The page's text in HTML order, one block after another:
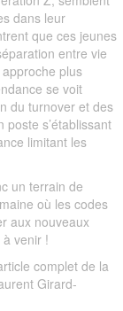
dans leur
que ces jeunes
entre vie
plus
se voit
du turnover et des
poste s’établissant
limitant les
un terrain de
où les codes
aux nouveaux
venir !
complet de la
Girard-